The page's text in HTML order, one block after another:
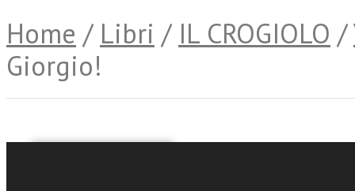
Home / Libri / IL CROGIOLO /
Giorgio!